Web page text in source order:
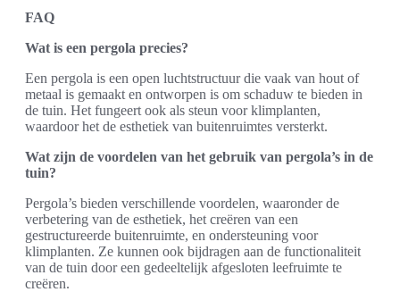
FAQ
Wat is een pergola precies?
Een pergola is een open luchtstructuur die vaak van hout of
metaal is gemaakt en ontworpen is om schaduw te bieden in
de tuin. Het fungeert ook als steun voor klimplanten,
waardoor het de esthetiek van buitenruimtes versterkt.
Wat zijn de voordelen van het gebruik van pergola’s in de
tuin?
Pergola’s bieden verschillende voordelen, waaronder de
verbetering van de esthetiek, het creëren van een
gestructureerde buitenruimte, en ondersteuning voor
klimplanten. Ze kunnen ook bijdragen aan de functionaliteit
van de tuin door een gedeeltelijk afgesloten leefruimte te
creëren.